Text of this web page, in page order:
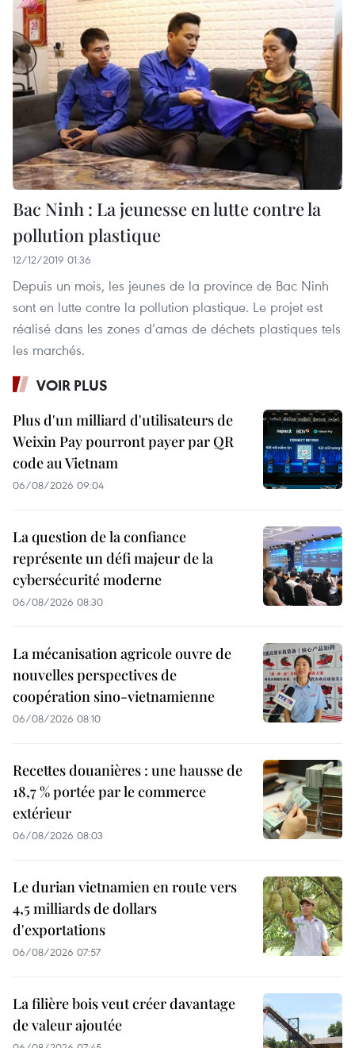
Bac Ninh : La jeunesse en lutte contre la
pollution plastique
12/12/2019 01:36
Depuis un mois, les jeunes de la province de Bac Ninh
sont en lutte contre la pollution plastique. Le projet est
réalisé dans les zones d’amas de déchets plastiques tels
les marchés.
VOIR PLUS
Plus d'un milliard d'utilisateurs de
Weixin Pay pourront payer par QR
code au Vietnam
06/08/2026 09:04
La question de la confiance
représente un défi majeur de la
cybersécurité moderne
06/08/2026 08:30
La mécanisation agricole ouvre de
nouvelles perspectives de
coopération sino-vietnamienne
06/08/2026 08:10
Recettes douanières : une hausse de
18,7 % portée par le commerce
extérieur
06/08/2026 08:03
Le durian vietnamien en route vers
4,5 milliards de dollars
d'exportations
06/08/2026 07:57
La filière bois veut créer davantage
de valeur ajoutée